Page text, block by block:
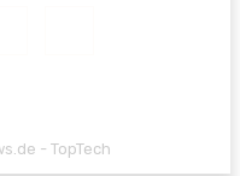
- TopTech